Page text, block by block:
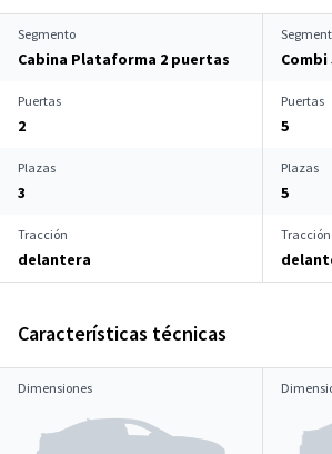
Segmento
Cabina Plataforma 2 puertas
Puertas
2
Puertas
5
Plazas
3
Plazas
5
Tracción
delantera
Tracción
Características técnicas
Dimensiones